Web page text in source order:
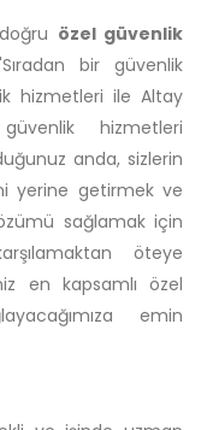
özel güvenlik
bir güvenlik
hizmetleri ile Altay
hizmetleri
anda, sizlerin
yerine getirmek ve
sağlamak için
öteye
en kapsamlı özel
emin